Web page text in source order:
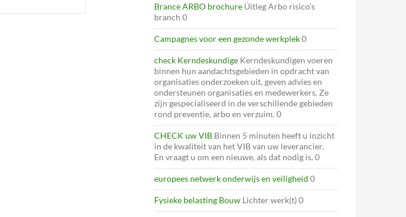
Brance ARBO brochure Úitleg Arbo risico’s
branch 0
Campagnes voor een gezonde werkplek0
check Kerndeskundige Kerndeskundigen voeren
binnen hun aandachtsgebieden in opdracht van
organisaties onderzoeken uit, geven advies en
ondersteunen organisaties en medewerkers. Ze
zijn gespecialiseerd in de verschillende gebieden
rond preventie, arbo en verzuim. 0
CHECK uw VIB Binnen 5 minuten heeft u inzicht
in de kwaliteit van het VIB van uw leverancier.
En vraagt u om een nieuwe, als dat nodig is. 0
europees netwerk onderwijs en veiligheid 0
Fysieke belasting Bouw Lichter werk(t) 0